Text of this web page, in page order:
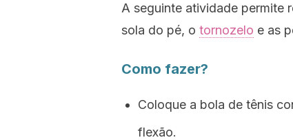
A seguinte atividade permite
sola do pé, o tornozelo e as
Como fazer?
Coloque a bola de tênis
flexão.